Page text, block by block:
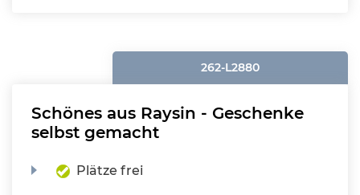
262-L2880
Schönes aus Raysin - Geschenke
selbst gemacht
Plätze frei